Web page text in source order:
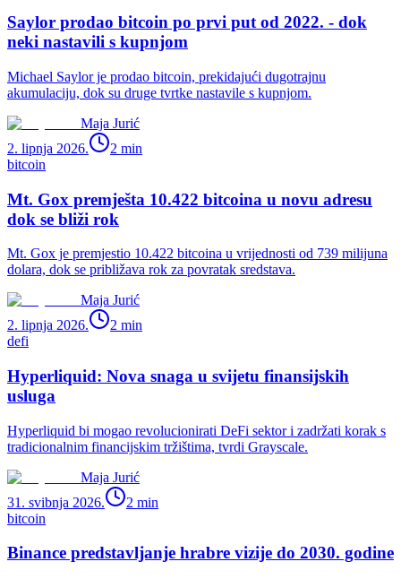
Saylor prodao bitcoin po prvi put od 2022. - dok
neki nastavili s kupnjom
Michael Saylor je prodao bitcoin, prekidajući dugotrajnu
akumulaciju, dok su druge tvrtke nastavile s kupnjom.
Maja Jurić
2. lipnja 2026.
2 min
bitcoin
Mt. Gox premješta 10.422 bitcoina u novu adresu
dok se bliži rok
Mt. Gox je premjestio 10.422 bitcoina u vrijednosti od 739 milijuna
dolara, dok se približava rok za povratak sredstava.
Maja Jurić
2. lipnja 2026.
2 min
defi
Hyperliquid: Nova snaga u svijetu finansijskih
usluga
Hyperliquid bi mogao revolucionirati DeFi sektor i zadržati korak s
tradicionalnim financijskim tržištima, tvrdi Grayscale.
Maja Jurić
31. svibnja 2026.
2 min
bitcoin
Binance predstavljanje hrabre vizije do 2030. godine